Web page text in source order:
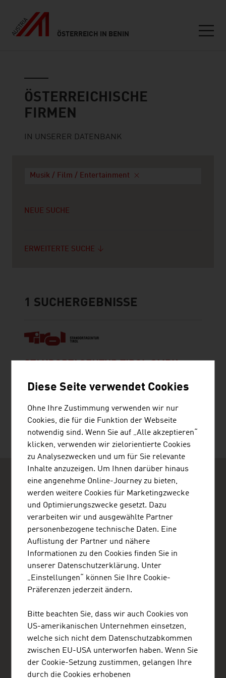
ÖSTERREICH IN BENIN
ÖSTERREICHISCHE
FIRMEN
IN UNSERER DATENBANK
Musik / Film / Entertainment
NEUE SUCHE
ERWEITERTE SUCHE
1 SUCHERGEBNISSE
STANDORTAGENTUR TIROL GMBH
Die Standortagentur Tirol begleitet Unternehmen
Innovations- und Wachstumsvorhaben in Tirol.
ADVANTAGE AUSTRIA Lagos
Austrian Embassy - Commercial Section Lagos
65A, Oyinkan Abayomi Drive
Lagos
Nigeria
+234 1 280 1304 , +234 809 097 8603
Advantage Austria Nigeria on Facebook
Advantage Austria Ghana on Facebook
www.advantageaustria.org/ng
Diese Seite verwendet Cookies
Ohne Ihre Zustimmung verwenden wir nur
Cookies, die für die Funktion der Webseite
notwendig sind. Wenn Sie auf „Alle akzeptieren“
klicken, verwenden wir zielorientierte Cookies
zu Analysezwecken und um für Sie relevante
Inhalte anzuzeigen. Um Ihnen darüber hinaus
eine angenehme Online-Journey zu bieten,
werden weitere Cookies für Marketingzwecke
und Optimierungszwecke gesetzt. Dazu
verarbeiten wir und ausgewählte Partner
personenbezogene technische Daten. Eine
Auflistung der Partner und nähere
Informationen zu den Cookies finden Sie in
unserer Datenschutzerklärung. Unter
„Einstellungen“ können Sie Ihre Cookie-
Präferenzen jederzeit ändern.
Bitte beachten Sie, dass wir auch Cookies von
US-amerikanischen Unternehmen einsetzen,
welche sich nicht dem Datenschutzabkommen
zwischen EU-USA unterworfen haben. Wenn Sie
der Cookie-Setzung zustimmen, gelangen Ihre
durch die Cookies erhobenen